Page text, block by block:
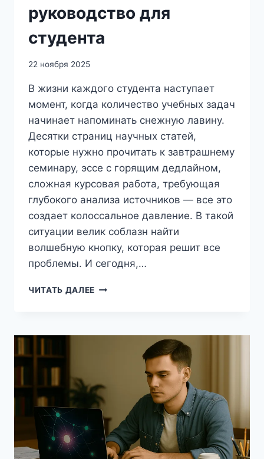
руководство для
студента
22 ноября 2025
В жизни каждого студента наступает
момент, когда количество учебных задач
начинает напоминать снежную лавину.
Десятки страниц научных статей,
которые нужно прочитать к завтрашнему
семинару, эссе с горящим дедлайном,
сложная курсовая работа, требующая
глубокого анализа источников — все это
создает колоссальное давление. В такой
ситуации велик соблазн найти
волшебную кнопку, которая решит все
проблемы. И сегодня,…
ЧИТАТЬ ДАЛЕЕ КАК
ИГРЫ
ОБУЧЕНИИ:
РУКОВОДСТВО
ДЛЯ
СТУДЕНТА